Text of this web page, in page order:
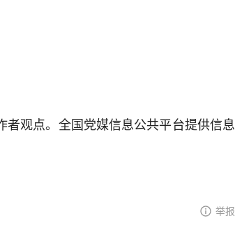
观点。全国党媒信息公共平台提供信息
举报